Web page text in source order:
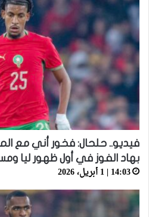
فيديو.. حلحال: فخور أني مع
بهاد الفوز في أول ظهور ليا
14:03 | 1 أبريل، 2026